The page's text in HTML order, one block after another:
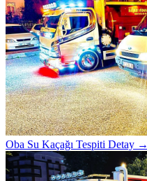
Oba Su Kaçağı Tespiti Detay →